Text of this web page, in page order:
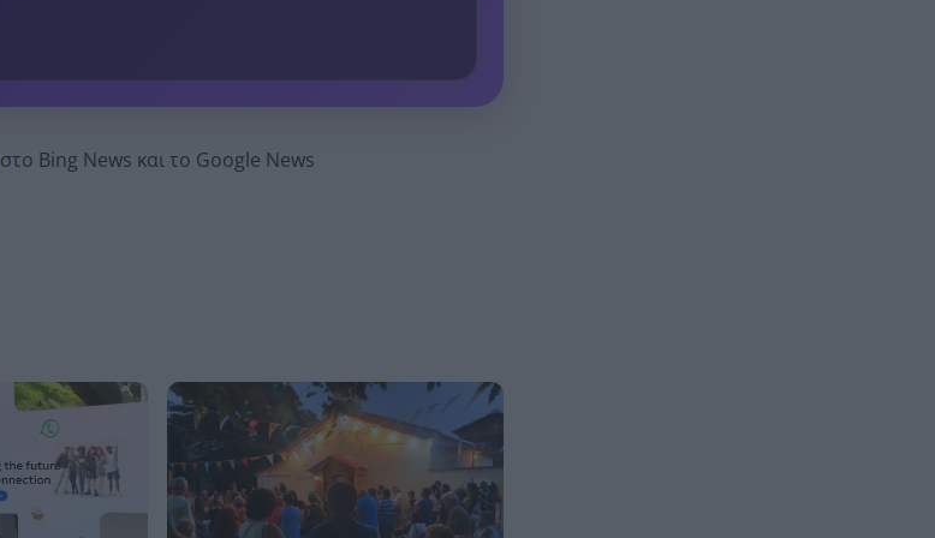
στο Bing News και το Google News